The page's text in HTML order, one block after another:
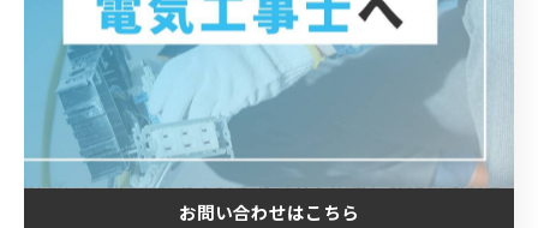
予算に合わせて最適な方法を選ぶことが大切です。特に
黒部市のような地域では、公共施設や商業施設の省エネ
化が地域全体のエネルギー効率向上に大きな影響を与え
ます。専門業者のノウハウを活用し、段階的に導入を進
めることで、無理なく着実なコスト削減と環境負荷の低
減が実現できます。お問い合わせはこちら